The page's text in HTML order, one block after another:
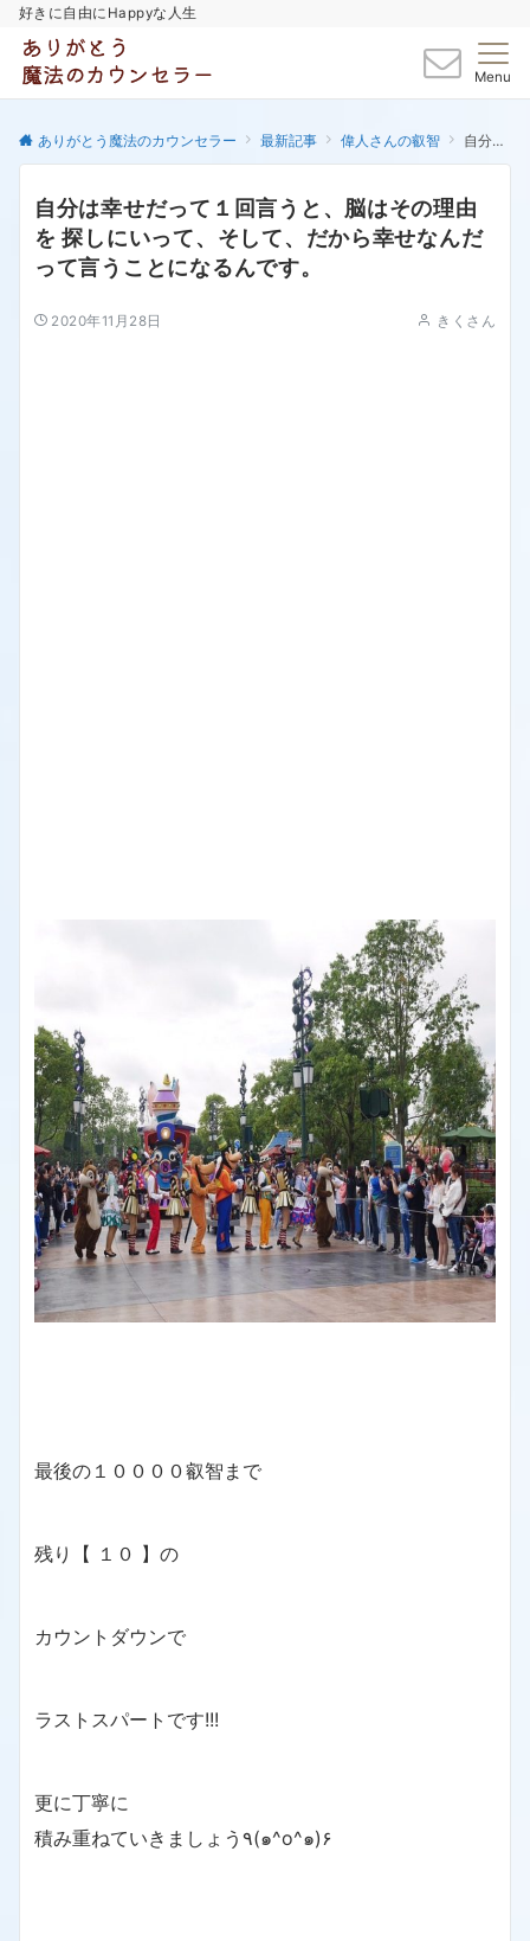
好きに自由にHappyな人生
Menu
ありがとう魔法のカウンセラー 最新記事 偉人さんの叡智 自分は幸せだって１回言うと、脳はその理由を 探しにいって、そして、だから幸せなんだって言うことになるんです。
自分は幸せだって１回言うと、脳はその理由
を 探しにいって、そして、だから幸せなんだ
って言うことになるんです。
2020年11月28日 きくさん
最後の１００００叡智まで
残り【 １０ 】の
カウントダウンで
ラストスパートです!!!
更に丁寧に
積み重ねていきましょう٩(๑^o^๑)۶